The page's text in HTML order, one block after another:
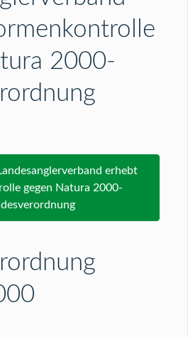
2000-
erhebt
gegen Natura 2000-